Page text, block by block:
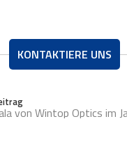
KONTAKTIERE UNS
von Wintop Optics im